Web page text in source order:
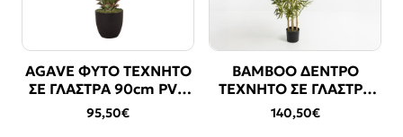
AGAVE ΦΥΤΟ ΤΕΧΝΗΤΟ
ΣΕ ΓΛΑΣΤΡΑ 90cm PVC
ΠΡΑΣΙΝΟ ΜΑΥΡΟ
ΤΣΙΜΕΝΤΟ
95,50€
BAMBOO ΔΕΝΤΡΟ
ΤΕΧΝΗΤΟ ΣΕ ΓΛΑΣΤΡΑ
190cm POLYESTER
ΠΡΑΣΙΝΟ PVC
140,50€